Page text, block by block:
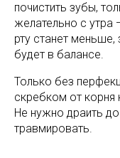
почистить зубы,
желательно с утра
рту станет
будет в балансе.
Только без
скребком от корня
Не нужно драить
травмировать.